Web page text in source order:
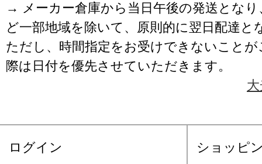
→ メーカー倉庫から当日午後の発送となり
ど一部地域を除いて、原則的に翌日配達と
ただし、時間指定をお受けできないこと
際は日付を優先させていただきます。
ログイン ショッピ